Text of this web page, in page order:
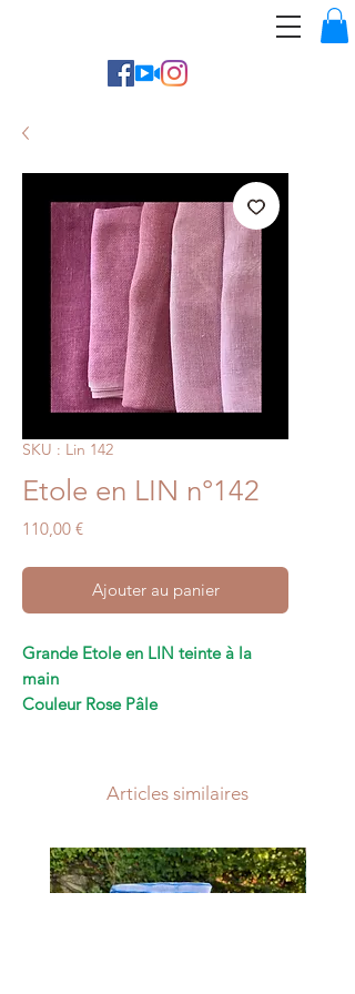
SKU : Lin 142
Etole en LIN n°142
110,00 €Prix
Ajouter au panier
Grande Etole en LIN teinte à la
main
Couleur Rose Pâle
: 210 cm x 70 cm
Pièce Unique
Conseil de lavage :à la main avec
une lessive sans agents
Articles similaires